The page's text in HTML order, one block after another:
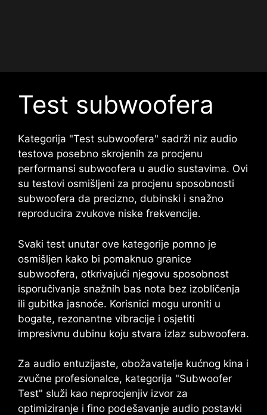
Test subwoofera
Kategorija "Test subwoofera" sadrži niz audio
testova posebno skrojenih za procjenu
performansi subwoofera u audio sustavima. Ovi
su testovi osmišljeni za procjenu sposobnosti
subwoofera da precizno, dubinski i snažno
reproducira zvukove niske frekvencije.
Svaki test unutar ove kategorije pomno je
osmišljen kako bi pomaknuo granice
subwoofera, otkrivajući njegovu sposobnost
isporučivanja snažnih bas nota bez izobličenja
ili gubitka jasnoće. Korisnici mogu uroniti u
bogate, rezonantne vibracije i osjetiti
impresivnu dubinu koju stvara izlaz subwoofera.
Za audio entuzijaste, obožavatelje kućnog kina i
zvučne profesionalce, kategorija "Subwoofer
Test" služi kao neprocjenjiv izvor za
optimiziranje i fino podešavanje audio postavki